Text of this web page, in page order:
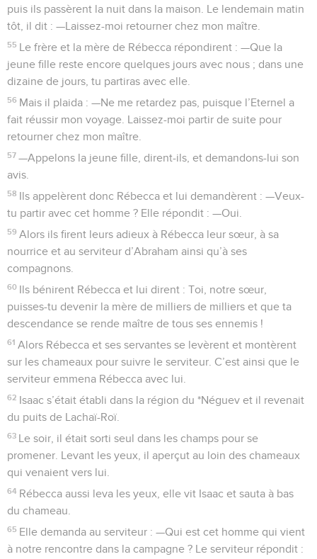
puis ils passèrent la nuit dans la maison. Le lendemain matin
tôt, il dit : —Laissez-moi retourner chez mon maître.
55 Le frère et la mère de Rébecca répondirent : —Que la
jeune fille reste encore quelques jours avec nous ; dans une
dizaine de jours, tu partiras avec elle.
56 Mais il plaida : —Ne me retardez pas, puisque l’Eternel a
fait réussir mon voyage. Laissez-moi partir de suite pour
retourner chez mon maître.
57 —Appelons la jeune fille, dirent-ils, et demandons-lui son
avis.
58 Ils appelèrent donc Rébecca et lui demandèrent : —Veux-
tu partir avec cet homme ? Elle répondit : —Oui.
59 Alors ils firent leurs adieux à Rébecca leur sœur, à sa
nourrice et au serviteur d’Abraham ainsi qu’à ses
compagnons.
60 Ils bénirent Rébecca et lui dirent : Toi, notre sœur,
puisses-tu devenir la mère de milliers de milliers et que ta
descendance se rende maître de tous ses ennemis !
61 Alors Rébecca et ses servantes se levèrent et montèrent
sur les chameaux pour suivre le serviteur. C’est ainsi que le
serviteur emmena Rébecca avec lui.
62 Isaac s’était établi dans la région du *Néguev et il revenait
du puits de Lachaï-Roï.
63 Le soir, il était sorti seul dans les champs pour se
promener. Levant les yeux, il aperçut au loin des chameaux
qui venaient vers lui.
64 Rébecca aussi leva les yeux, elle vit Isaac et sauta à bas
du chameau.
65 Elle demanda au serviteur : —Qui est cet homme qui vient
à notre rencontre dans la campagne ? Le serviteur répondit :